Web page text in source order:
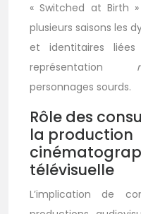
« Switched at Birth »
plusieurs saisons les
et identitaires
représentation
personnages sourds.
Rôle des
la production
télévisuelle
L’implication de